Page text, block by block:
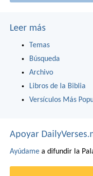
Leer más
Temas
Búsqueda
Archivo
Libros de la Biblia
Versículos Más
Apoyar
Ayúdame a difundir la